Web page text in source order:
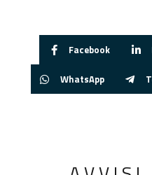
Facebook
WhatsApp